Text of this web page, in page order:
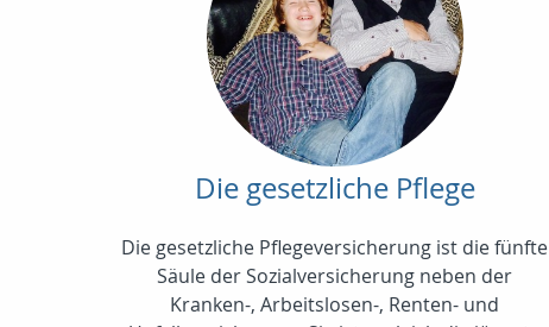
Die gesetzliche Pflege
Die gesetzliche Pflegeversicherung ist die fünfte
Säule der Sozialversicherung neben der
Kranken-, Arbeitslosen-, Renten- und